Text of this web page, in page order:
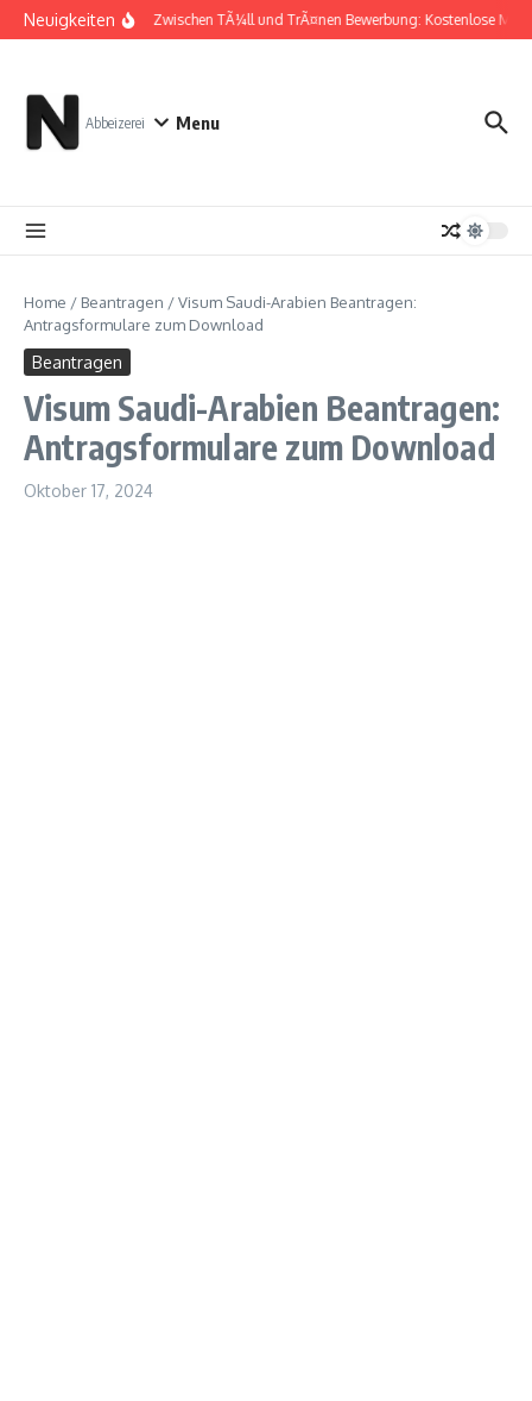
Zum Inhalt springen
Neuigkeiten Zwischen TÃ¼ll und TrÃ¤nen Bewerbung: Kostenlose
Abbeizerei Menu
Home / Beantragen /Visum Saudi-Arabien Beantragen:
Antragsformulare zum Download
Beantragen
Visum Saudi-Arabien Beantragen:
Antragsformulare zum Download
Oktober 17, 2024